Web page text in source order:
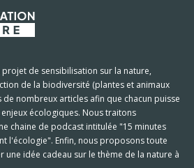
de sensibilisation sur la nature,
de la biodiversité (plantes et animaux
nombreux articles afin que chacun puisse
écologiques. Nous traitons
chaine de podcast intitulée "15 minutes
l'écologie". Enfin, nous proposons toute
idée cadeau sur le thème de la nature à